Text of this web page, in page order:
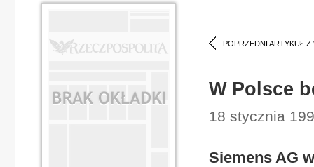
POPRZEDNI ARTYKUŁ Z
W Polsce
18 stycznia
Siemens AG